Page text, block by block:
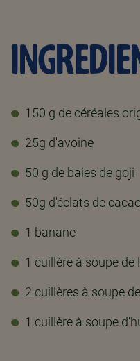
150 g de céréales
25g d'avoine
50 g de baies de goji
50g d'éclats de
1 banane
1 cuillère à soupe de
2 cuillères à soupe
1 cuillère à soupe